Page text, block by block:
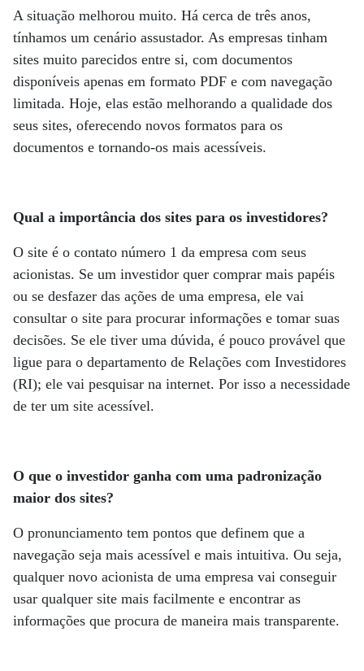
A situação melhorou muito. Há cerca de três anos,
tínhamos um cenário assustador. As empresas tinham
sites muito parecidos entre si, com documentos
disponíveis apenas em formato PDF e com navegação
limitada. Hoje, elas estão melhorando a qualidade dos
seus sites, oferecendo novos formatos para os
documentos e tornando-os mais acessíveis.
Qual a importância dos sites para os investidores?
O site é o contato número 1 da empresa com seus
acionistas. Se um investidor quer comprar mais papéis
ou se desfazer das ações de uma empresa, ele vai
consultar o site para procurar informações e tomar suas
decisões. Se ele tiver uma dúvida, é pouco provável que
ligue para o departamento de Relações com Investidores
(RI); ele vai pesquisar na internet. Por isso a necessidade
de ter um site acessível.
O que o investidor ganha com uma padronização
maior dos sites?
O pronunciamento tem pontos que definem que a
navegação seja mais acessível e mais intuitiva. Ou seja,
qualquer novo acionista de uma empresa vai conseguir
usar qualquer site mais facilmente e encontrar as
informações que procura de maneira mais transparente.